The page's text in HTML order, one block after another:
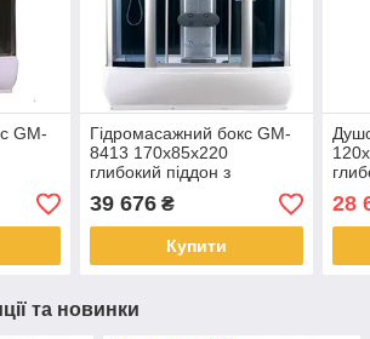
GM-
Гідромасажний бокс GM-
8413 170x85x220
глибокий піддон з
електронікою і
гідромасажем
39 676₴
Купити
28
та новинки